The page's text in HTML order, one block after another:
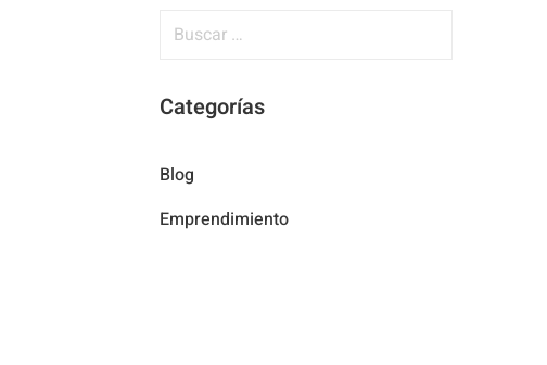
c
r
Categorías
Blog
Emprendimiento